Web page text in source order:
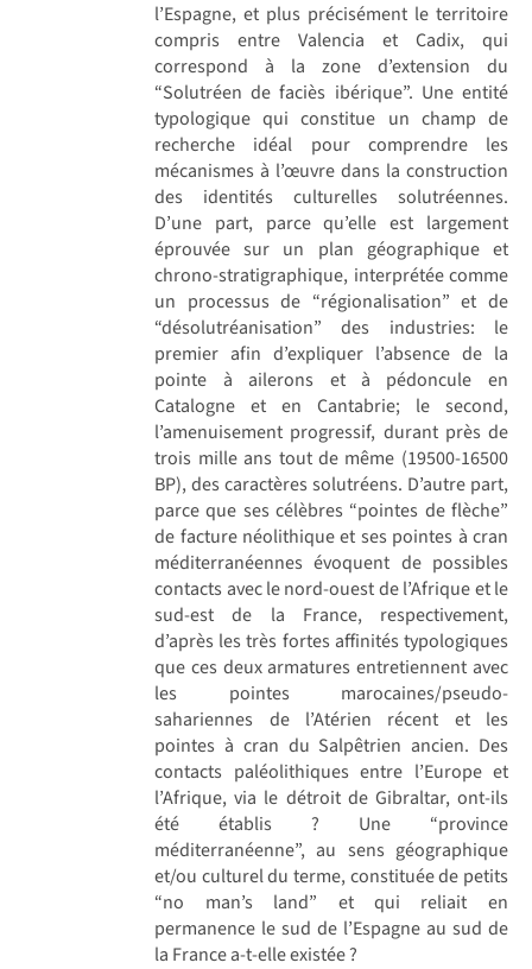
l’Espagne, et plus précisément le territoire
compris entre Valencia et Cadix, qui
correspond à la zone d’extension du
“Solutréen de faciès ibérique”. Une entité
typologique qui constitue un champ de
recherche idéal pour comprendre les
mécanismes à l’œuvre dans la construction
des identités culturelles solutréennes.
D’une part, parce qu’elle est largement
éprouvée sur un plan géographique et
chrono-stratigraphique, interprétée comme
un processus de “régionalisation” et de
“désolutréanisation” des industries: le
premier afin d’expliquer l’absence de la
pointe à ailerons et à pédoncule en
Catalogne et en Cantabrie; le second,
l’amenuisement progressif, durant près de
trois mille ans tout de même (19500-16500
BP), des caractères solutréens. D’autre part,
parce que ses célèbres “pointes de flèche”
de facture néolithique et ses pointes à cran
méditerranéennes évoquent de possibles
contacts avec le nord-ouest de l’Afrique et le
sud-est de la France, respectivement,
d’après les très fortes affinités typologiques
que ces deux armatures entretiennent avec
les pointes marocaines/pseudo-
sahariennes de l’Atérien récent et les
pointes à cran du Salpêtrien ancien. Des
contacts paléolithiques entre l’Europe et
l’Afrique, via le détroit de Gibraltar, ont-ils
été établis ? Une “province
méditerranéenne”, au sens géographique
et/ou culturel du terme, constituée de petits
“no man’s land” et qui reliait en
permanence le sud de l’Espagne au sud de
la France a-t-elle existée ?